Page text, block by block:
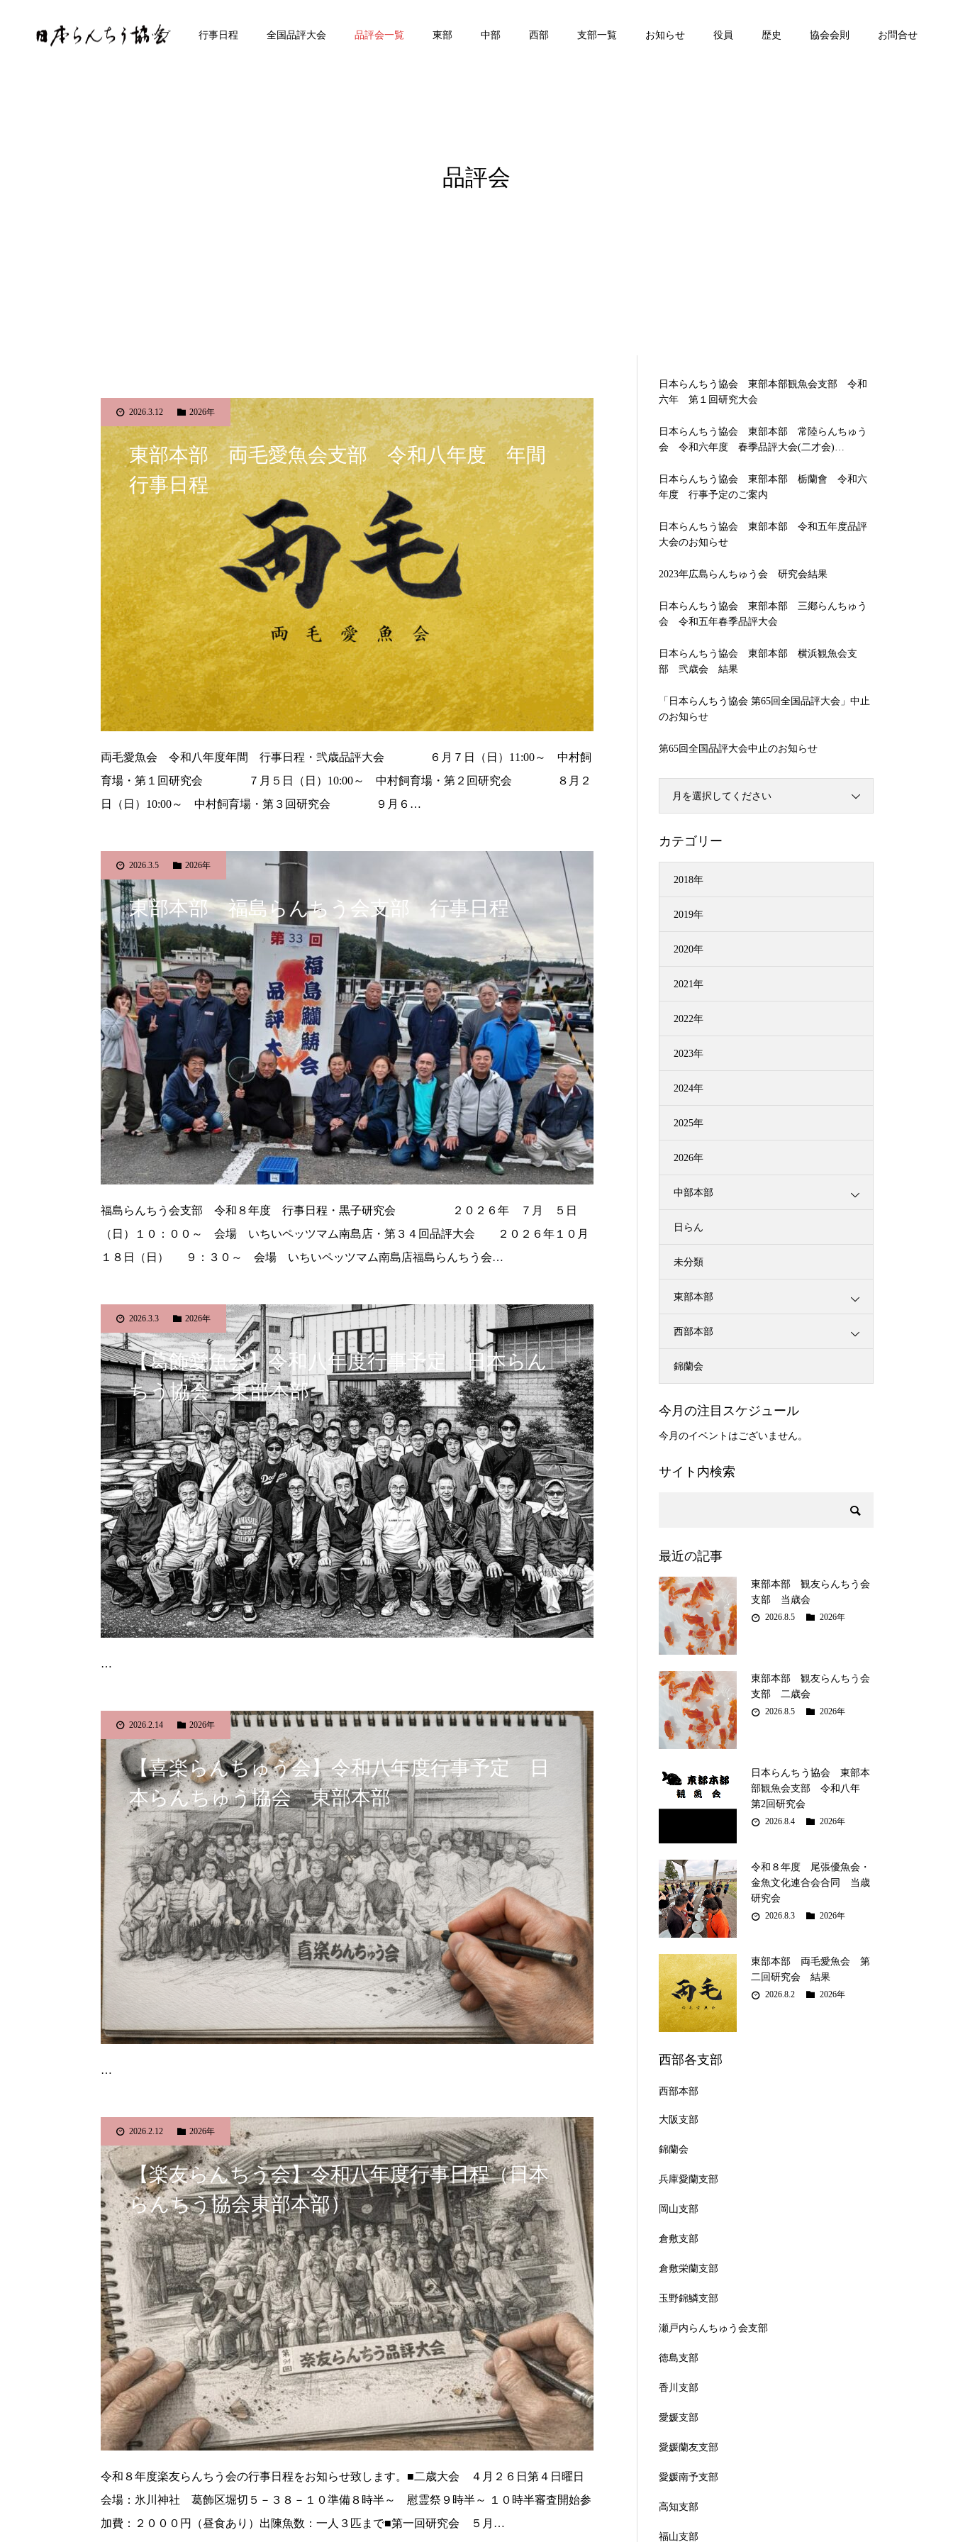
トップ 行事日程 全国品評大会 品評会一覧 東部 中部 西部 支部一覧 お知らせ 役員 歴史 協会会則 お問合せ
品評会
2026.3.12 2026年
東部本部 両毛愛魚会支部 令和八年度 年間
行事日程
両毛愛魚会 令和八年度年間 行事日程・弐歳品評大会 ６月７日（日）11:00～ 中村飼
育場・第１回研究会 ７月５日（日）10:00～ 中村飼育場・第２回研究会 ８月２
日（日）10:00～ 中村飼育場・第３回研究会 ９月６…
2026.3.5 2026年
東部本部 福島らんちう会支部 行事日程
福島らんちう会支部 令和８年度 行事日程・黒子研究会 ２０２６年 ７月 ５日
（日）１０：００～ 会場 いちいペッツマム南島店・第３４回品評大会 ２０２６年１０月
１８日（日） ９：３０～ 会場 いちいペッツマム南島店福島らんちう会…
2026.3.3 2026年
【葛飾愛魚会】令和八年度行事予定 日本らん
ちう協会 東部本部
…
2026.2.14 2026年
【喜楽らんちゅう会】令和八年度行事予定 日
本らんちゅう協会 東部本部
…
2026.2.12 2026年
【楽友らんちう会】令和八年度行事日程（日本
らんちう協会東部本部）
令和８年度楽友らんちう会の行事日程をお知らせ致します。■二歳大会 ４月２６日第４日曜日
会場：氷川神社 葛飾区堀切５－３８－１０準備８時半～ 慰霊祭９時半～ １０時半審査開始参
加費：２０００円（昼食あり）出陳魚数：一人３匹まで■第一回研究会 ５月…
日本らんちう協会 東部本部観魚会支部 令和
六年 第１回研究大会
日本らんちう協会 東部本部 常陸らんちゅう
会 令和六年度 春季品評大会(二才会)…
日本らんちう協会 東部本部 栃蘭會 令和六
年度 行事予定のご案内
日本らんちう協会 東部本部 令和五年度品評
大会のお知らせ
2023年広島らんちゅう会 研究会結果
日本らんちう協会 東部本部 三鄕らんちゅう
会 令和五年春季品評大会
日本らんちう協会 東部本部 横浜観魚会支
部 弐歳会 結果
「日本らんちう協会 第65回全国品評大会」中止
のお知らせ
第65回全国品評大会中止のお知らせ
月を選択してください
カテゴリー
2018年
2019年
2020年
2021年
2022年
2023年
2024年
2025年
2026年
中部本部
日らん
未分類
東部本部
西部本部
錦蘭会
今月の注目スケジュール
今月のイベントはございません。
サイト内検索
最近の記事
東部本部 観友らんちう会
支部 当歳会
2026.8.5 2026年
東部本部 観友らんちう会
支部 二歳会
2026.8.5 2026年
日本らんちう協会 東部本
部観魚会支部 令和八年
第2回研究会
2026.8.4 2026年
令和８年度 尾張優魚会・
金魚文化連合会合同 当歳
研究会
2026.8.3 2026年
東部本部 両毛愛魚会 第
二回研究会 結果
2026.8.2 2026年
西部各支部
西部本部
大阪支部
錦蘭会
兵庫愛蘭支部
岡山支部
倉敷支部
倉敷栄蘭支部
玉野錦鱗支部
瀬戸内らんちゅう会支部
徳島支部
香川支部
愛媛支部
愛媛蘭友支部
愛媛南予支部
高知支部
福山支部